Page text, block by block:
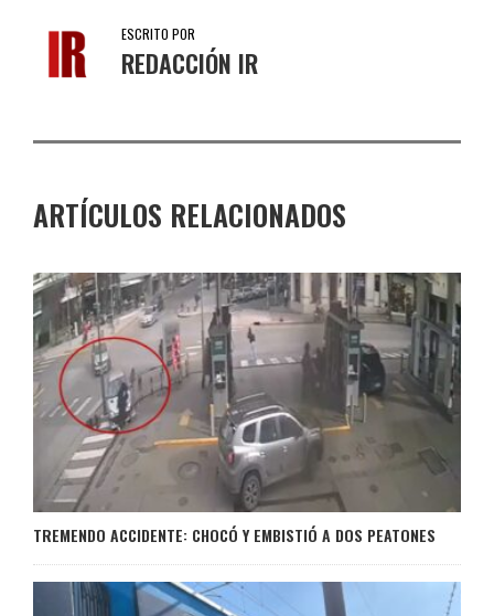
ESCRITO POR
REDACCIÓN IR
ARTÍCULOS RELACIONADOS
TREMENDO ACCIDENTE: CHOCÓ Y EMBISTIÓ A DOS PEATONES